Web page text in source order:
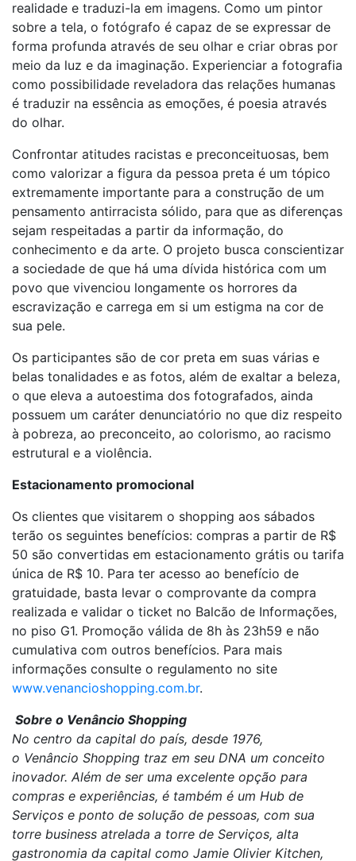
realidade e traduzi-la em imagens. Como um pintor
sobre a tela, o fotógrafo é capaz de se expressar de
forma profunda através de seu olhar e criar obras por
meio da luz e da imaginação. Experienciar a fotografia
como possibilidade reveladora das relações humanas
é traduzir na essência as emoções, é poesia através
do olhar.
Confrontar atitudes racistas e preconceituosas, bem
como valorizar a figura da pessoa preta é um tópico
extremamente importante para a construção de um
pensamento antirracista sólido, para que as diferenças
sejam respeitadas a partir da informação, do
conhecimento e da arte. O projeto busca conscientizar
a sociedade de que há uma dívida histórica com um
povo que vivenciou longamente os horrores da
escravização e carrega em si um estigma na cor de
sua pele.
Os participantes são de cor preta em suas várias e
belas tonalidades e as fotos, além de exaltar a beleza,
o que eleva a autoestima dos fotografados, ainda
possuem um caráter denunciatório no que diz respeito
à pobreza, ao preconceito, ao colorismo, ao racismo
estrutural e a violência.
Estacionamento promocional
Os clientes que visitarem o shopping aos sábados
terão os seguintes benefícios: compras a partir de R$
50 são convertidas em estacionamento grátis ou tarifa
única de R$ 10. Para ter acesso ao benefício de
gratuidade, basta levar o comprovante da compra
realizada e validar o ticket no Balcão de Informações,
no piso G1. Promoção válida de 8h às 23h59 e não
cumulativa com outros benefícios. Para mais
informações consulte o regulamento no site
www.venancioshopping.com.br.
Sobre o Venâncio Shopping
No centro da capital do país, desde 1976,
o Venâncio Shopping traz em seu DNA um conceito
inovador. Além de ser uma excelente opção para
compras e experiências, é também é um Hub de
Serviços e ponto de solução de pessoas, com sua
torre business atrelada a torre de Serviços, alta
gastronomia da capital como Jamie Olivier Kitchen,